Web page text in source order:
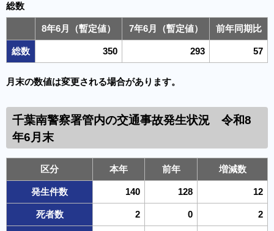
総数
8年6月（暫定値） 7年6月（暫定値） 前年同期比
総数 350 293 57
月末の数値は変更される場合があります。
千葉南警察署管内の 交通事故発生状況 令和8
年6月末
区分 本年 前年 増減数
発生件数 140 128 12
死者数 2 0 2